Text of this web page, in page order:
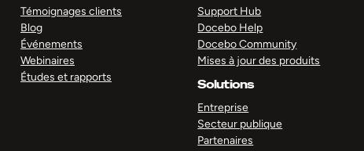
Témoignages clients
Blog
Événements
Webinaires
Études et rapports
Support Hub
Docebo Help
Docebo Community
Mises à jour des produits
Solutions
Entreprise
Secteur publique
Partenaires